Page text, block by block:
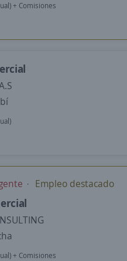
+ Comisiones
Empleo destacado
+ Comisiones